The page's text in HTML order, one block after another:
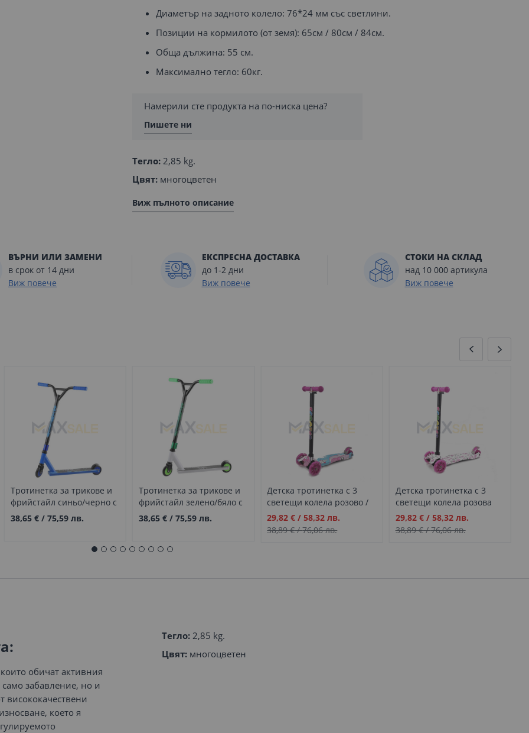
Диаметър на задното колело: 76*24 мм със светлини.
Позиции на кормилото (от земя): 65см / 80см / 84см.
Обща дължина: 55 см.
Максимално тегло: 60кг.
Намерили сте продукта на по-ниска цена?
Пишете ни
Тегло: 2,85 kg.
Цвят: многоцветен
Виж пълното описание
ВЪРНИ ИЛИ ЗАМЕНИ
в срок от 14 дни
Виж повече
ЕКСПРЕСНА ДОСТАВКА
до 1-2 дни
Виж повече
СТОКИ НА СКЛАД
над 10 000 артикула
Виж повече
Тротинетка за трикове и
фрийстайл синьо/черно с
принт TR003
38,65 €/ 75,59 лв.
Тротинетка за трикове и
фрийстайл зелено/бяло с
принт TR004
38,65 €/ 75,59 лв.
Детска тротинетка с 3
светещи колела розово /
синьо, TR005
Промо
цена
29,82 € /58,32 лв.
38,89 €/76,06 лв.
Детска тротинетка с 3
светещи колела розова
със сърца, TR006
Промо
цена
29,82 €/ 58,32 лв.
38,89 €/76,06 лв.
обичат активния
забавление, но и
висококачествени
което я
Тегло: 2,85 kg.
Цвят: многоцветен